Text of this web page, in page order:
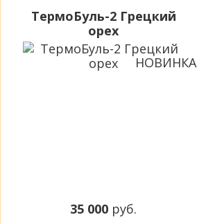
ТермоБуль-2 Грецкий
орех
НОВИНКА
35 000 руб.